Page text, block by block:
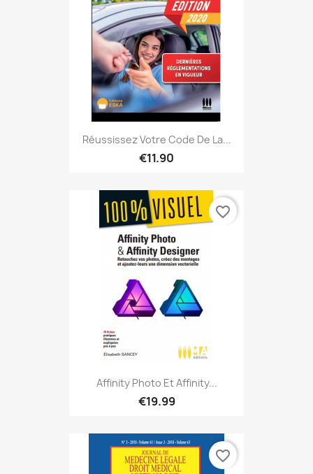
Réussissez Votre Code De La...
€11.90
Affinity Photo Et Affinity...
€19.99
favorite_border
favorite_border